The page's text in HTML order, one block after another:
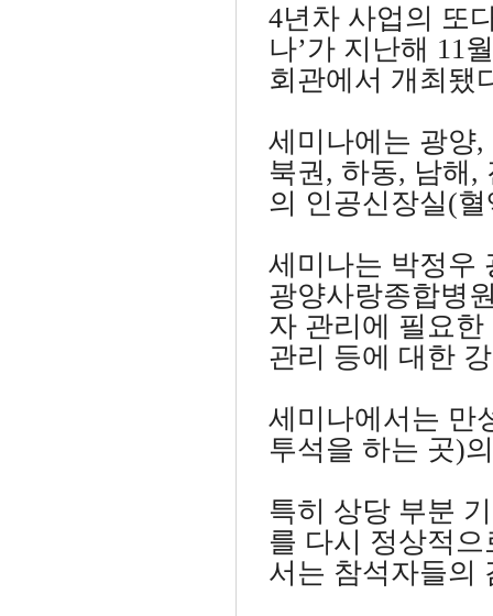
4년차 사업의 또
나’가 지난해 11
회관에서 개최됐
세미나에는 광양
북권, 하동, 남해,
의 인공신장실(
세미나는 박정우
광양사랑종합병
자 관리에 필요
관리 등에 대한
세미나에서는 만
투석을 하는 곳)
특히 상당 부분
를 다시 정상적
서는 참석자들의